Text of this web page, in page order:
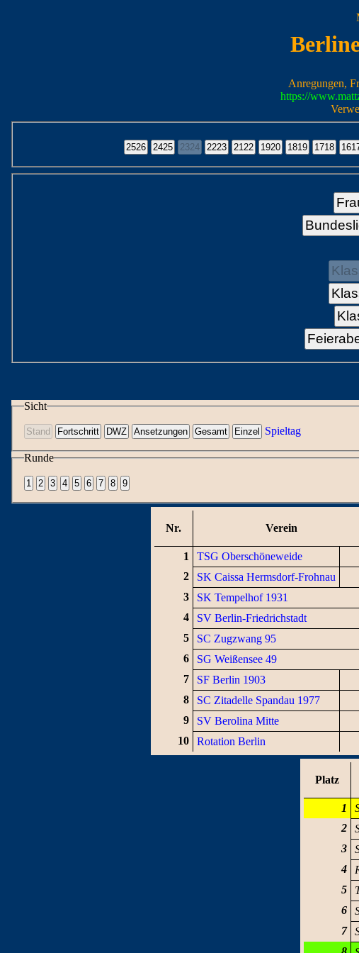
Anregungen,
https://
Sicht
Spieltag
Runde
Nr. Verein
1 TSG Oberschöneweide
2
SK Caissa Hermsdorf-Frohnau
3
SK Tempelhof 1931
4
SV Berlin-Friedrichstadt
5
SC Zugzwang 95
6
SG Weißensee 49
7
SF Berlin 1903
8
SC Zitadelle Spandau 1977
9
SV Berolina Mitte
10
Rotation Berlin
Platz
1
2
3
4
5
6
7